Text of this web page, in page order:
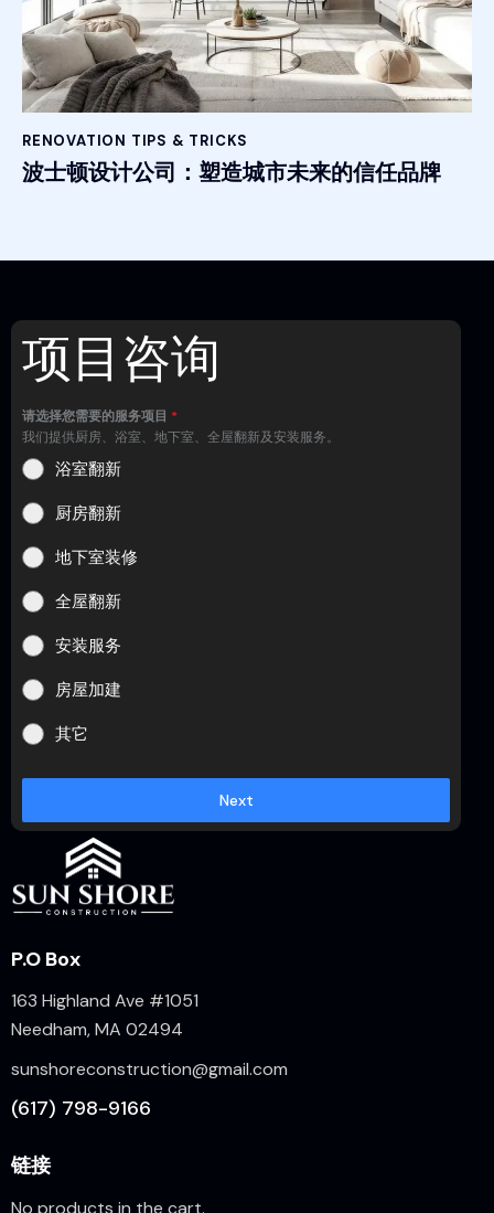
RENOVATION TIPS & TRICKS
波士顿设计公司：塑造城市未来的信任品牌
项目咨询
请选择您需要的服务项目 *
我们提供厨房、浴室、地下室、全屋翻新及安装服务。
浴室翻新
厨房翻新
地下室装修
全屋翻新
安装服务
房屋加建
其它
Next
P.O Box
163 Highland Ave #1051
Needham, MA 02494
sunshoreconstruction@gmail.com
(617) 798-9166
链接
No products in the cart.